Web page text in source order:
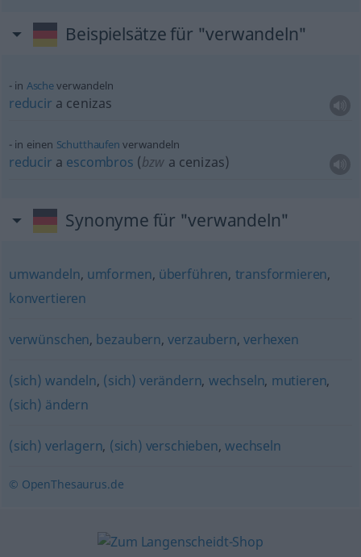
Beispielsätze für "verwandeln"
in Ascheverwandeln
reducir a cenizas
in einen Schutthaufen verwandeln
reducir a escombros (bzw a cenizas)
Synonyme für "verwandeln"
umwandeln, umformen, überführen, transformieren,
konvertieren
verwünschen, bezaubern,verzaubern,verhexen
(sich) wandeln, (sich) verändern, wechseln, mutieren,
(sich) ändern
(sich) verlagern, (sich) verschieben,wechseln
© OpenThesaurus.de